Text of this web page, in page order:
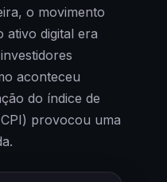
o movimento
ativo digital era
aconteceu
do índice de
provocou uma